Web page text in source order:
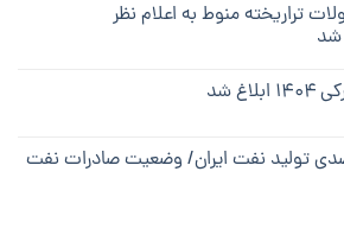
تراریخته منوط به اعلام نظر
شد
شد
۷ درصدی تولید نفت ایران/ وضعیت صادرات نفت